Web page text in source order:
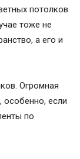
потолков
тоже не
а его и
Огромная
особенно, если
по